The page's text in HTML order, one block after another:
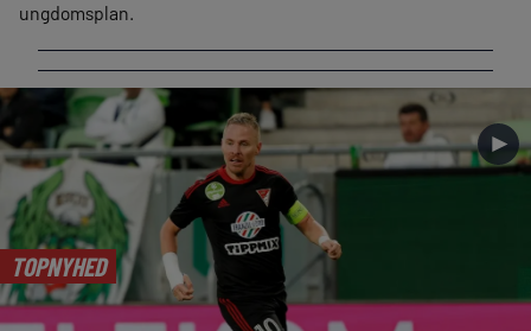
ungdomsplan.
TOPNYHED
►